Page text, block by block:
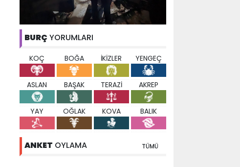
BURÇ YORUMLARI
KOÇ BOĞA İKİZLER YENGEÇ
ASLAN BAŞAK TERAZİ AKREP
YAY OĞLAK KOVA BALIK
ANKET OYLAMA TÜMÜ